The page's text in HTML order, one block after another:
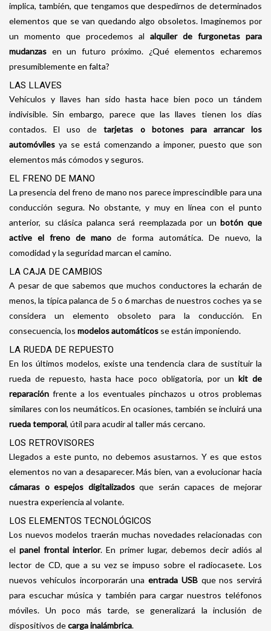
implica, también, que tengamos que despedirnos de determinados
elementos que se van quedando algo obsoletos. Imaginemos por
un momento que procedemos al alquiler de furgonetas para
mudanzas en un futuro próximo. ¿Qué elementos echaremos
presumiblemente en falta?
LAS LLAVES
Vehículos y llaves han sido hasta hace bien poco un tándem
indivisible. Sin embargo, parece que las llaves tienen los días
contados. El uso detarjetas o botones para arrancar los
automóviles ya se está comenzando a imponer, puesto que son
elementos más cómodos y seguros.
EL FRENO DE MANO
La presencia del freno de mano nos parece imprescindible para una
conducción segura. No obstante, y muy en línea con el punto
anterior, su clásica palanca será reemplazada por unbotón que
active el freno de mano de forma automática. De nuevo, la
comodidad y la seguridad marcan el camino.
LA CAJA DE CAMBIOS
A pesar de que sabemos que muchos conductores la echarán de
menos, la típica palanca de 5 o 6 marchas de nuestros coches ya se
considera un elemento obsoleto para la conducción. En
consecuencia, los modelos automáticos se están imponiendo.
LA RUEDA DE REPUESTO
En los últimos modelos, existe una tendencia clara de sustituir la
rueda de repuesto, hasta hace poco obligatoria, por un kit de
reparación frente a los eventuales pinchazos u otros problemas
similares con los neumáticos. En ocasiones, también se incluirá una
rueda temporal, útil para acudir al taller más cercano.
LOS RETROVISORES
Llegados a este punto, no debemos asustarnos. Y es que estos
elementos no van a desaparecer. Más bien, van a evolucionar hacia
cámaras o espejos digitalizadosque serán capaces de mejorar
nuestra experiencia al volante.
LOS ELEMENTOS TECNOLÓGICOS
Los nuevos modelos traerán muchas novedades relacionadas con
elpanel frontal interior. En primer lugar, debemos decir adiós al
lector de CD, que a su vez se impuso sobre el radiocasete. Los
nuevos vehículos incorporarán una entrada USBque nos servirá
para escuchar música y también para cargar nuestros teléfonos
móviles. Un poco más tarde, se generalizará la inclusión de
dispositivos decarga inalámbrica.